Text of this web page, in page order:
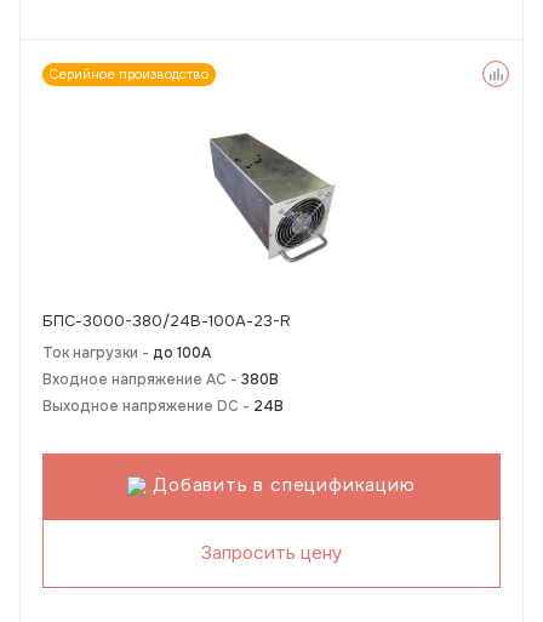
Серийное производство
БПС-3000-380/24В-100А-23-R
Ток нагрузки - до 100А
Входное напряжение AC - 380В
Выходное напряжение DC - 24В
Добавить в спецификацию
Запросить цену